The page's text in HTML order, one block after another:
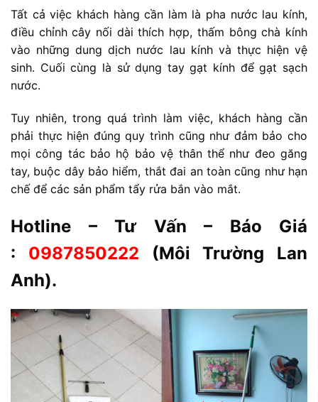
Tất cả việc khách hàng cần làm là pha nước lau kính,
điều chỉnh cây nối dài thích hợp, thấm bông chà kính
vào những dung dịch nước lau kính và thực hiện vệ
sinh. Cuối cùng là sử dụng tay gạt kính để gạt sạch
nước.
Tuy nhiên, trong quá trình làm việc, khách hàng cần
phải thực hiện đúng quy trình cũng như đảm bảo cho
mọi công tác bảo hộ bảo vệ thân thể như đeo găng
tay, buộc dây bảo hiểm, thắt đai an toàn cũng như hạn
chế để các sản phẩm tẩy rửa bắn vào mắt.
Hotline – Tư Vấn – Báo Giá
: 0987850222 (Môi Trường Lan
Anh).